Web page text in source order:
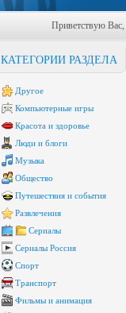
Приветствую Вас,
КАТЕГОРИИ РАЗДЕЛА
Другое
Компьютерные игры
Красота и здоровье
Люди и блоги
Музыка
Общество
Путешествия и события
Развлечения
Сериалы
Сериалы Россия
Спорт
Транспорт
Фильмы и анимация